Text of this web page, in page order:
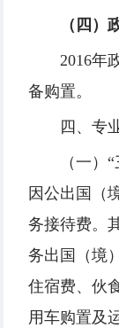
（四）
2016年
备购置。
四、专
（一）
因公出国（
务接待费。
务出国（境
住宿费、伙
用车购置及